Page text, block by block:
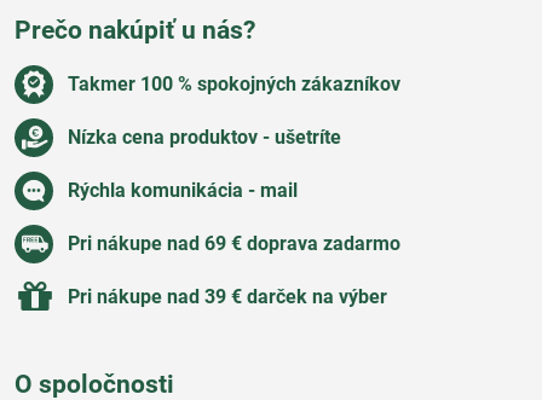
Prečo nakúpiť u nás?
Takmer 100 % spokojných zákazníkov
Nízka cena produktov - ušetríte
Rýchla komunikácia - mail
Pri nákupe nad 69 € doprava zadarmo
Pri nákupe nad 39 € darček na výber
O spoločnosti